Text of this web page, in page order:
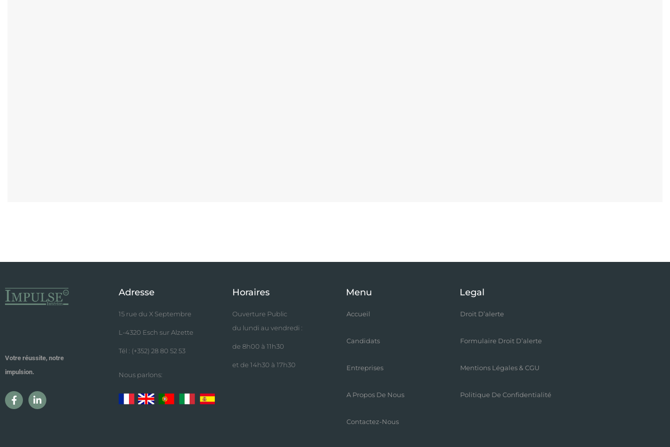
Votre réussite, notre
impulsion.
Adresse
15 rue du X Septembre
L-4320 Esch sur Alzette
Tél : (+352) 28 80 52 53
Nous parlons:
Horaires
Ouverture Public
du lundi au vendredi :
de 8h00 à 11h30
et de 14h30 à 17h30
Menu
Accueil
Candidats
Entreprises
A Propos De Nous
Contactez-Nous
Legal
Droit D’alerte
Formulaire Droit D’alerte
Mentions Légales & CGU
Politique De Confidentialité